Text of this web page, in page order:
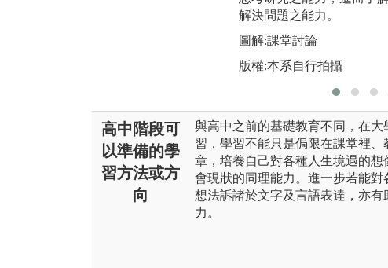
解決問題之能力。
圖解:課堂討論
版權:本系自行拍攝
高中階段可
以準備的學
習方法或方
向
與高中之前的基礎教育不同，在
習，學習不能只是侷限在課堂裡
章，培養自己對各種人生境遇的
會現狀的同理能力。進一步若能
想法訴諸於文字及言語表達，亦
力。